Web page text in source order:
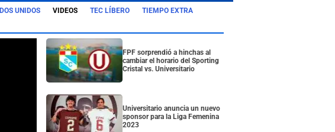
UNIDOS VIDEOS TEC LÍBERO TIEMPO EXTRA
FPF sorprendió a hinchas al
cambiar el horario del Sporting
Cristal vs. Universitario
Universitario anuncia un nuevo
sponsor para la Liga Femenina
2023